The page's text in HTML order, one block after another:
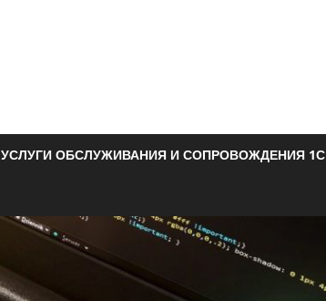
УСЛУГИ ОБСЛУЖИВАНИЯ И СОПРОВОЖДЕНИЯ 1С